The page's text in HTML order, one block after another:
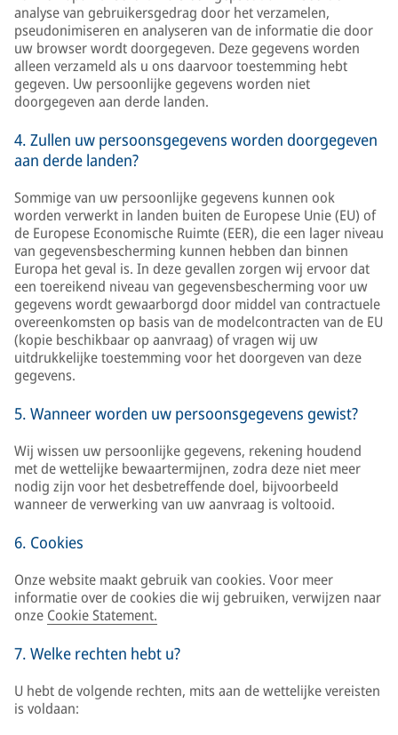
analyse van gebruikersgedrag door het verzamelen,
pseudonimiseren en analyseren van de informatie die door
uw browser wordt doorgegeven. Deze gegevens worden
alleen verzameld als u ons daarvoor toestemming hebt
gegeven. Uw persoonlijke gegevens worden niet
doorgegeven aan derde landen.
4. Zullen uw persoonsgegevens worden doorgegeven
aan derde landen?
Sommige van uw persoonlijke gegevens kunnen ook
worden verwerkt in landen buiten de Europese Unie (EU) of
de Europese Economische Ruimte (EER), die een lager niveau
van gegevensbescherming kunnen hebben dan binnen
Europa het geval is. In deze gevallen zorgen wij ervoor dat
een toereikend niveau van gegevensbescherming voor uw
gegevens wordt gewaarborgd door middel van contractuele
overeenkomsten op basis van de modelcontracten van de EU
(kopie beschikbaar op aanvraag) of vragen wij uw
uitdrukkelijke toestemming voor het doorgeven van deze
gegevens.
5. Wanneer worden uw persoonsgegevens gewist?
Wij wissen uw persoonlijke gegevens, rekening houdend
met de wettelijke bewaartermijnen, zodra deze niet meer
nodig zijn voor het desbetreffende doel, bijvoorbeeld
wanneer de verwerking van uw aanvraag is voltooid.
6. Cookies
Onze website maakt gebruik van cookies. Voor meer
informatie over de cookies die wij gebruiken, verwijzen naar
onze Cookie Statement.
7. Welke rechten hebt u?
U hebt de volgende rechten, mits aan de wettelijke vereisten
is voldaan: